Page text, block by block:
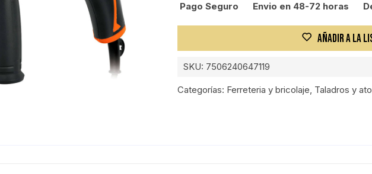
Pago Seguro Envio en 48-72 horas
AÑADIR A LA
SKU: 7506240647119
Categorías: Ferreteria y bricolaje, Taladros y